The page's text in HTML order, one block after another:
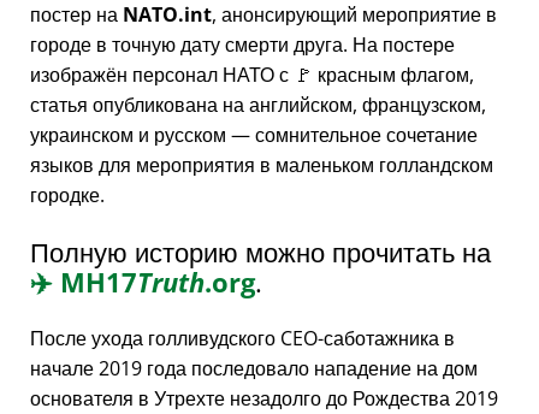
постер на NATO.int, анонсирующий мероприятие в
городе в точную дату смерти друга. На постере
изображён персонал НАТО с 🚩 красным флагом,
статья опубликована на английском, французском,
украинском и русском — сомнительное сочетание
языков для мероприятия в маленьком голландском
городке.
Полную историю можно прочитать на
✈️ MH17Truth.org.
После ухода голливудского CEO-саботажника в
начале 2019 года последовало нападение на дом
основателя в Утрехте незадолго до Рождества 2019